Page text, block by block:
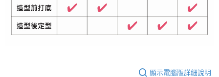
顯示電腦版詳細說明